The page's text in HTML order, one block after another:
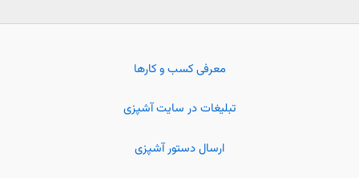
معرفی کسب و کارها
تبلیغات در سایت آشپزی
ارسال دستور آشپزی